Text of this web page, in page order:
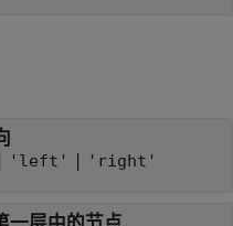
'left' | 'right'